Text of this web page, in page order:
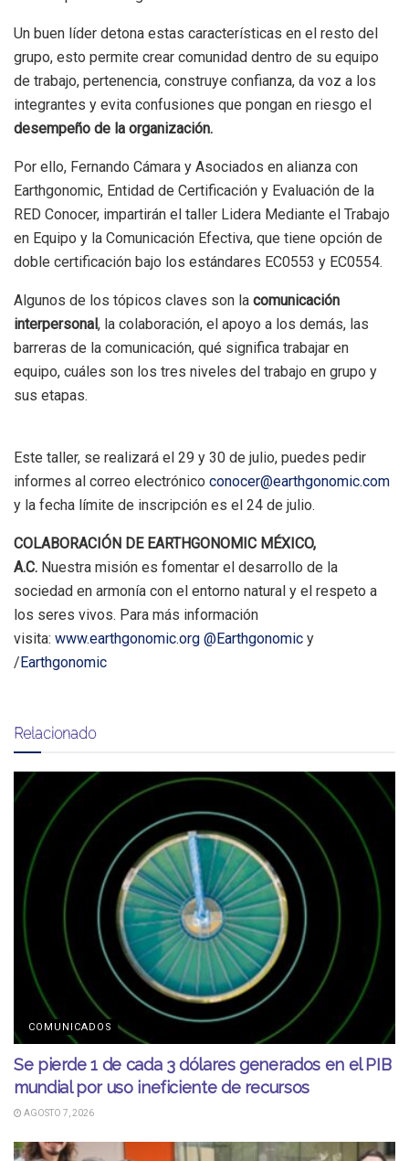
Un buen líder detona estas características en el resto del
grupo, esto permite crear comunidad dentro de su equipo
de trabajo, pertenencia, construye confianza, da voz a los
integrantes y evita confusiones que pongan en riesgo el
desempeño de la organización.
Por ello, Fernando Cámara y Asociados en alianza con
Earthgonomic, Entidad de Certificación y Evaluación de la
RED Conocer, impartirán el taller Lidera Mediante el Trabajo
en Equipo y la Comunicación Efectiva, que tiene opción de
doble certificación bajo los estándares EC0553 y EC0554.
Algunos de los tópicos claves son la comunicación
interpersonal , la colaboración, el apoyo a los demás, las
barreras de la comunicación, qué significa trabajar en
equipo, cuáles son los tres niveles del trabajo en grupo y
sus etapas.
Este taller, se realizará el 29 y 30 de julio, puedes pedir
informes al correo electrónico conocer@earthgonomic.com
y la fecha límite de inscripción es el 24 de julio.
COLABORACIÓN DE EARTHGONOMIC MÉXICO,
A.C. Nuestra misión es fomentar el desarrollo de la
sociedad en armonía con el entorno natural y el respeto a
los seres vivos. Para más información
visita: www.earthgonomic.org @Earthgonomic y
/ Earthgonomic
Relacionado
COMUNICADOS
Se pierde 1 de cada 3 dólares generados en el PIB
mundial por uso ineficiente de recursos
AGOSTO 7, 2026